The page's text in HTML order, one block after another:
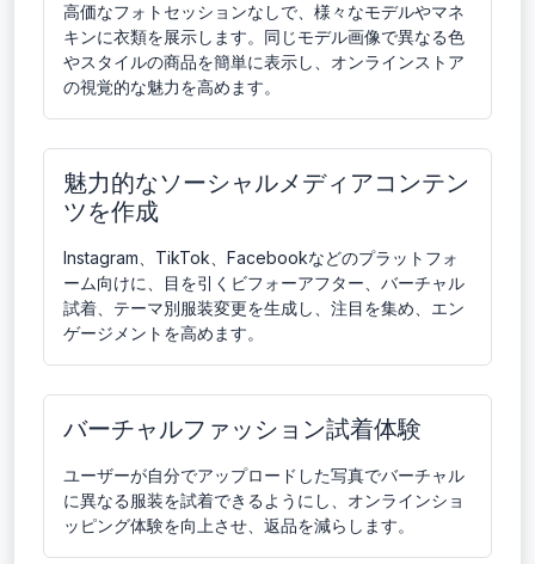
高価なフォトセッションなしで、様々なモデルやマネ
キンに衣類を展示します。同じモデル画像で異なる色
やスタイルの商品を簡単に表示し、オンラインストア
の視覚的な魅力を高めます。
魅力的なソーシャルメディアコンテン
ツを作成
Instagram、TikTok、Facebookなどのプラットフォ
ーム向けに、目を引くビフォーアフター、バーチャル
試着、テーマ別服装変更を生成し、注目を集め、エン
ゲージメントを高めます。
バーチャルファッション試着体験
ユーザーが自分でアップロードした写真でバーチャル
に異なる服装を試着できるようにし、オンラインショ
ッピング体験を向上させ、返品を減らします。